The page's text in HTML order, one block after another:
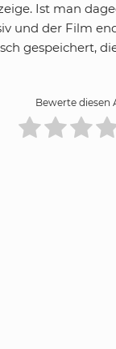
Ist man
und der Film
gespeichert,
Bewerte diesen